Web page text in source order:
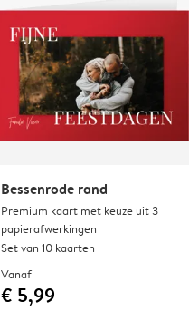
Bessenrode rand
Premium kaart met keuze uit 3
papierafwerkingen
Set van 10 kaarten
Vanaf
€ 5,99